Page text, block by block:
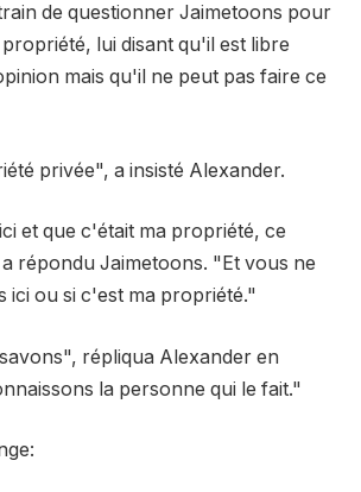
de questionner Jaimetoons pour
lui disant qu'il est libre
mais qu'il ne peut pas faire ce
privée", a insisté Alexander.
et que c'était ma propriété, ce
répondu Jaimetoons. "Et vous ne
ici ou si c'est ma propriété."
répliqua Alexander en
la personne qui le fait."